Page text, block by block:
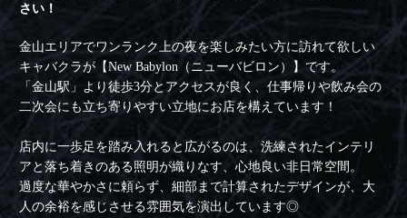
さい！
金山エリアでワンランク上の夜を楽しみたい方に訪れて欲しい
キャバクラが【New Babylon（ニューバビロン）】です。
「金山駅」より徒歩3分とアクセスが良く、仕事帰りや飲み会の
二次会にも立ち寄りやすい立地にお店を構えています！
店内に一歩足を踏み入れると広がるのは、洗練されたインテリ
アと落ち着きのある照明が織りなす、心地良い非日常空間。
過度な華やかさに頼らず、細部まで計算されたデザインが、大
人の余裕を感じさせる雰囲気を演出しています◎